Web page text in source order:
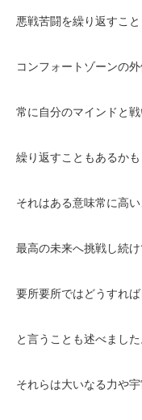
悪戦苦闘を繰り返すこと
コンフォートゾーンの
常に自分のマインドと
繰り返すこともあるかも
それはある意味常に高
最高の未来へ挑戦し続
要所要所ではどうすれ
と言うことも述べました
それらは大いなる力や